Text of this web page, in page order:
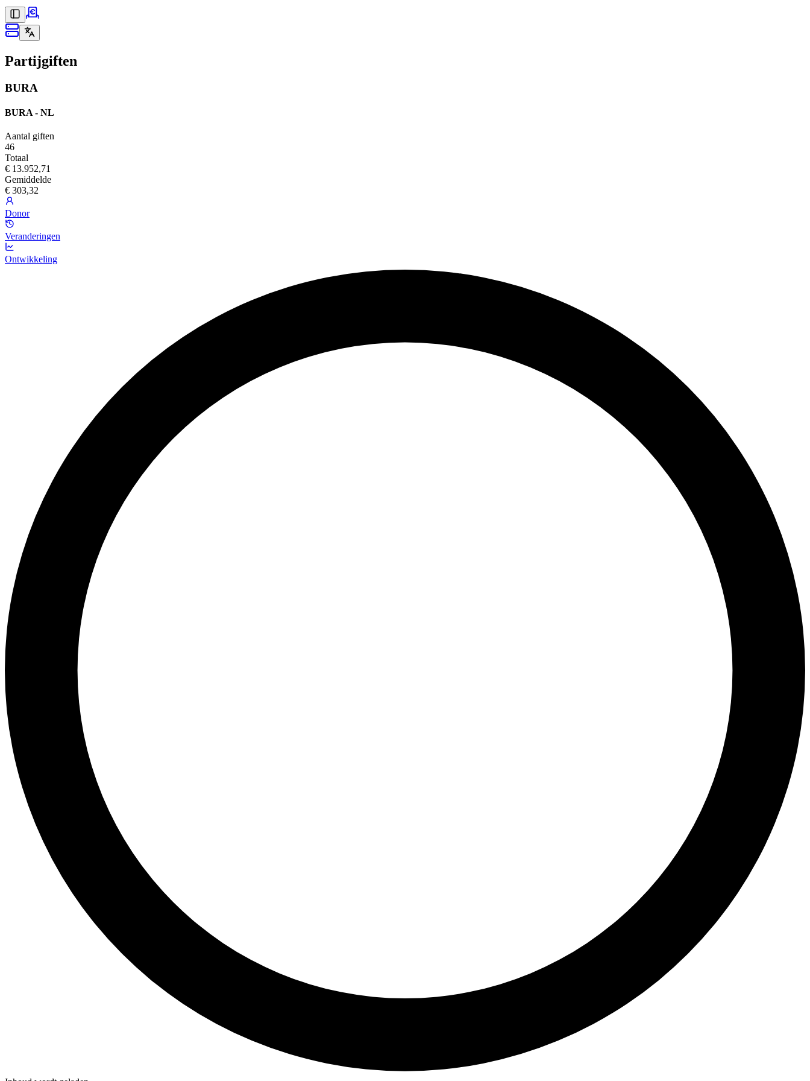
Partijgiften
BURA
BURA - NL
Aantal giften
46
Totaal
€ 13.952,71
Gemiddelde
€ 303,32
Donor
Veranderingen
Ontwikkeling